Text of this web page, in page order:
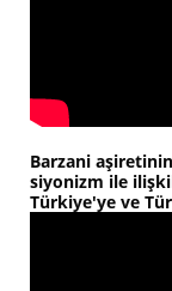
Barzani
siyonizm ile
Türkiye'ye ve